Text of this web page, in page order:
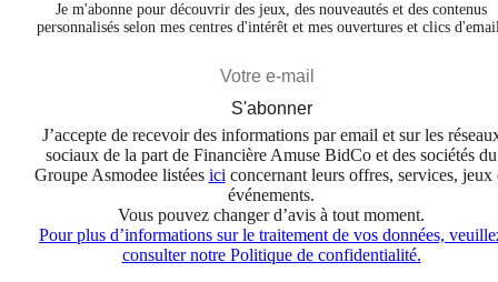
Je m'abonne pour découvrir des jeux, des nouveautés et des contenus
personnalisés selon mes centres d'intérêt et mes ouvertures et clics
S'abonner
J’accepte de recevoir des informations par email et sur les
sociaux de la part de Financière Amuse BidCo et des sociétés du
Groupe Asmodee listées ici concernant leurs offres, services, jeux
événements.
Vous pouvez changer d’avis à tout moment.
Pour plus d’informations sur le traitement de vos données,
consulter notre Politique de confidentialité.